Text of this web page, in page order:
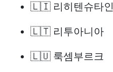
🇱🇮 리히텐슈타인
🇱🇹 리투아니아
🇱🇺 룩셈부르크